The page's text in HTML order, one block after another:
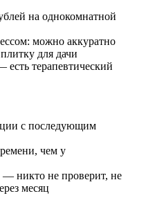
на однокомнатной
можно аккуратно
для дачи
есть терапевтический
с последующим
чем у
— никто не проверит, не
месяц